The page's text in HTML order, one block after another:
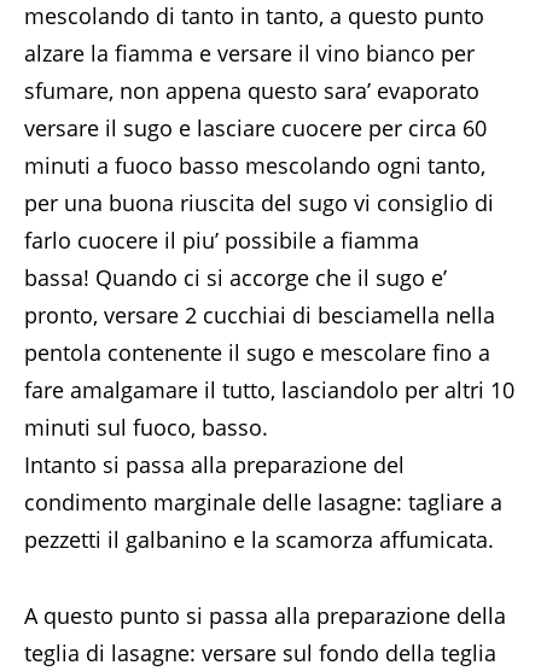
mescolando di tanto in tanto, a questo punto
alzare la fiamma e versare il vino bianco per
sfumare, non appena questo sara’ evaporato
versare il sugo e lasciare cuocere per circa 60
minuti a fuoco basso mescolando ogni tanto,
per una buona riuscita del sugo vi consiglio di
farlo cuocere il piu’ possibile a fiamma
bassa! Quando ci si accorge che il sugo e’
pronto, versare 2 cucchiai di besciamella nella
pentola contenente il sugo e mescolare fino a
fare amalgamare il tutto, lasciandolo per altri 10
minuti sul fuoco, basso.
Intanto si passa alla preparazione del
condimento marginale delle lasagne: tagliare a
pezzetti il galbanino e la scamorza affumicata.
A questo punto si passa alla preparazione della
teglia di lasagne: versare sul fondo della teglia